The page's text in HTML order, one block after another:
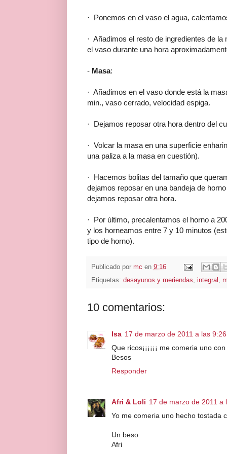
· Ponemos en el vaso el agua,
· Añadimos el resto de ingredientes de
el vaso durante una hora
- Masa:
· Añadimos en el vaso donde está la
min., vaso cerrado, velocidad espiga.
· Dejamos reposar otra hora dentro del
· Volcar la masa en una superficie
una paliza a la masa en cuestión).
· Hacemos bolitas del tamaño que
dejamos reposar en una bandeja de
dejamos reposar otra hora.
· Por último, precalentamos el horno a
y los horneamos entre 7 y 10 minutos
tipo de horno).
Publicado por mc en 9:16
Etiquetas: desayunos y meriendas, integral ,
10 comentarios:
Isa 17 de marzo de 2011 a las 9:26
Que ricos¡¡¡¡¡¡ me comeria uno
Besos
Responder
Afri & Loli 17 de marzo de 2011 a
Yo me comeria uno hecho tostada
Un beso
Afri